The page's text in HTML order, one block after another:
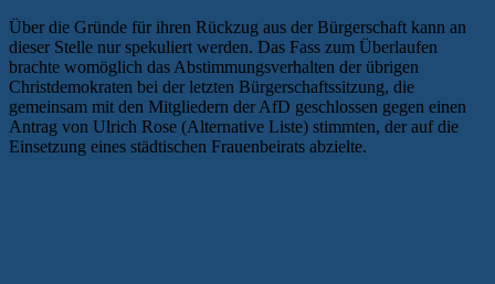
Über die Gründe für ihren Rückzug aus der Bürgerschaft kann an
dieser Stelle nur spekuliert werden. Das Fass zum Überlaufen
brachte womöglich das Abstimmungsverhalten der übrigen
Christdemokraten bei der letzten Bürgerschaftssitzung, die
gemeinsam mit den Mitgliedern der AfD geschlossen gegen einen
Antrag von Ulrich Rose (Alternative Liste) stimmten, der auf die
Einsetzung eines städtischen Frauenbeirats abzielte.